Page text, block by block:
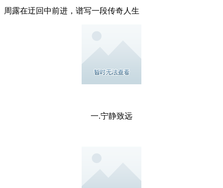
周露在迂回中前进，谱写一段传奇人生
一.宁静致远